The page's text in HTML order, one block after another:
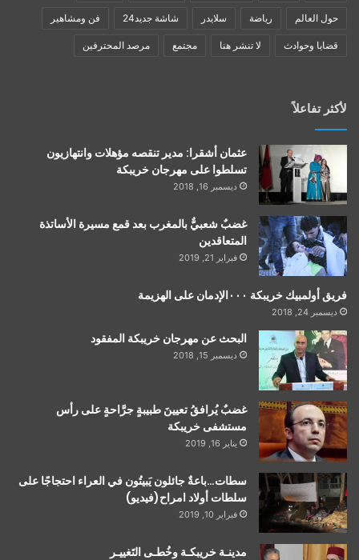
حول العالم رياضة سلايدر شاشة جديد24 فن ومشاهير
قضايا وحوادث لا تنشر هنا مجتمع مرصد المحترفين
لأكثر تفاعلاً
عثمان أشقرا: مدير تنقصه مؤهلات وانتهازيون
تسلطوا على مهرجان خريبكة
ديسمبر 16, 2018
غضبٌ شعبيٌّ بالمغرب بعد قمع مسيرة الأساتذة
المتعاقدين
فبراير 21, 2019
فريق أولمبيك خريبكة ٠٠٠الإدمان على الهزيمة
ديسمبر 24, 2018
البحث عن مهرجان خريبكة المفقود
ديسمبر 15, 2018
غضبٌ يُرافقُ تعيينَ طبيبةٍ جرَّاحةٍ على رأس
مستشفى خريبكة
يناير 16, 2019
سطات…باعةٌ جائلون يَبيتُون في العراء احتجاجًا على
سلطات أولاد امراح(فيديو)
فبراير 10, 2019
مدينـة خريبكـة وخُطـى التَغييـر